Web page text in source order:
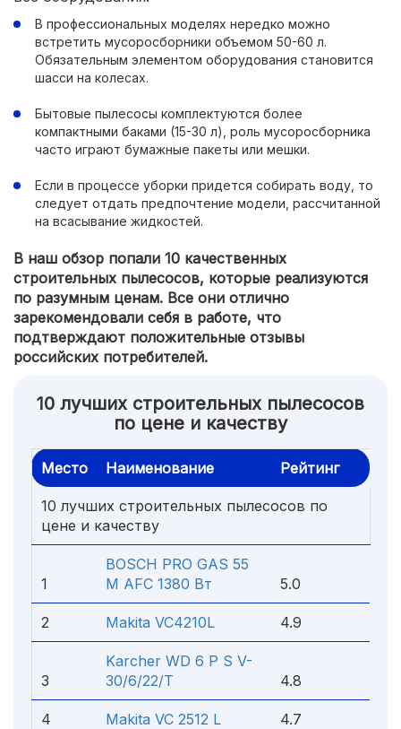
В профессиональных моделях нередко можно
встретить мусоросборники объемом 50-60 л.
Обязательным элементом оборудования становится
шасси на колесах.
Бытовые пылесосы комплектуются более
компактными баками (15-30 л), роль мусоросборника
часто играют бумажные пакеты или мешки.
Если в процессе уборки придется собирать воду, то
следует отдать предпочтение модели, рассчитанной
на всасывание жидкостей.
В наш обзор попали 10 качественных
строительных пылесосов, которые реализуются
по разумным ценам. Все они отлично
зарекомендовали себя в работе, что
подтверждают положительные отзывы
российских потребителей.
10 лучших строительных пылесосов
по цене и качеству
Место Наименование Рейтинг
10 лучших строительных пылесосов по
цене и качеству
1
BOSCH PRO GAS 55
M AFC 1380 Вт
5.0
2 Makita VC4210L 4.9
3
Karcher WD 6 P S V-
30/6/22/T
4.8
4 Makita VC 2512 L 4.7